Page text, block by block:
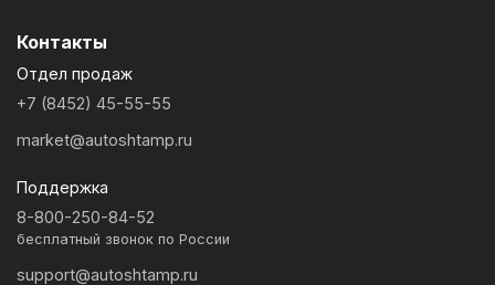
Контакты
Отдел продаж
+7 (8452) 45-55-55
market@autoshtamp.ru
Поддержка
8-800-250-84-52
бесплатный звонок по России
support@autoshtamp.ru